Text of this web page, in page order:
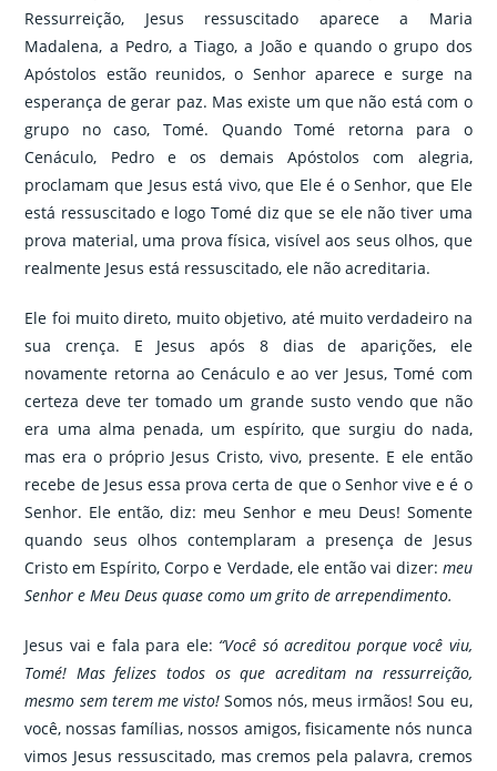
Ressurreição, Jesus ressuscitado aparece a Maria
Madalena, a Pedro, a Tiago, a João e quando o grupo dos
Apóstolos estão reunidos, o Senhor aparece e surge na
esperança de gerar paz. Mas existe um que não está com o
grupo no caso, Tomé. Quando Tomé retorna para o
Cenáculo, Pedro e os demais Apóstolos com alegria,
proclamam que Jesus está vivo, que Ele é o Senhor, que Ele
está ressuscitado e logo Tomé diz que se ele não tiver uma
prova material, uma prova física, visível aos seus olhos, que
realmente Jesus está ressuscitado, ele não acreditaria.
Ele foi muito direto, muito objetivo, até muito verdadeiro na
sua crença. E Jesus após 8 dias de aparições, ele
novamente retorna ao Cenáculo e ao ver Jesus, Tomé com
certeza deve ter tomado um grande susto vendo que não
era uma alma penada, um espírito, que surgiu do nada,
mas era o próprio Jesus Cristo, vivo, presente. E ele então
recebe de Jesus essa prova certa de que o Senhor vive e é o
Senhor. Ele então, diz: meu Senhor e meu Deus! Somente
quando seus olhos contemplaram a presença de Jesus
Cristo em Espírito, Corpo e Verdade, ele então vai dizer: meu
Senhor e Meu Deus quase como um grito de arrependimento.
Jesus vai e fala para ele: “Você só acreditou porque você viu,
Tomé! Mas felizes todos os que acreditam na ressurreição,
mesmo sem terem me visto!Somos nós, meus irmãos! Sou eu,
você, nossas famílias, nossos amigos, fisicamente nós nunca
vimos Jesus ressuscitado, mas cremos pela palavra, cremos